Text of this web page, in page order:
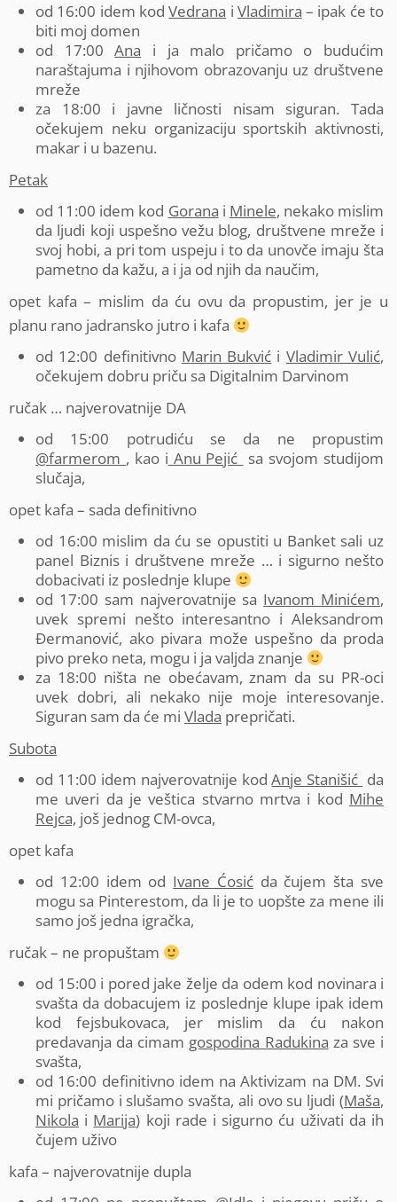
od 16:00 idem kodVedrana i Vladimira – ipak će to
biti moj domen
od 17:00Ana i ja malo pričamo o budućim
naraštajuma i njihovom obrazovanju uz društvene
mreže
za 18:00 i javne ličnosti nisam siguran. Tada
očekujem neku organizaciju sportskih aktivnosti,
makar i u bazenu.
Petak
od 11:00 idem kod Gorana i Minele, nekako mislim
da ljudi koji uspešno vežu blog, društvene mreže i
svoj hobi, a pri tom uspeju i to da unovče imaju šta
pametno da kažu, a i ja od njih da naučim,
opet kafa – mislim da ću ovu da propustim, jer je u
planu rano jadransko jutro i kafa
od 12:00 definitivno Marin Bukvić i Vladimir Vulić,
očekujem dobru priču sa Digitalnim Darvinom
ručak … najverovatnije DA
od 15:00 potrudiću se da ne propustim
@farmerom , kao i Anu Pejić sa svojom studijom
slučaja,
opet kafa – sada definitivno
od 16:00 mislim da ću se opustiti u Banket sali uz
panel Biznis i društvene mreže … i sigurno nešto
dobacivati iz poslednje klupe
od 17:00 sam najverovatnije sa Ivanom Minićem,
uvek spremi nešto interesantno i Aleksandrom
Đermanović, ako pivara može uspešno da proda
pivo preko neta, mogu i ja valjda znanje
za 18:00 ništa ne obećavam, znam da su PR-oci
uvek dobri, ali nekako nije moje interesovanje.
Siguran sam da će mi Vlada prepričati.
Subota
od 11:00 idem najverovatnije kodAnje Stanišić da
me uveri da je veštica stvarno mrtva i kod Mihe
Rejca, još jednog CM-ovca,
opet kafa
od 12:00 idem od Ivane Ćosićda čujem šta sve
mogu sa Pinterestom, da li je to uopšte za mene ili
samo još jedna igračka,
ručak – ne propuštam
od 15:00 i pored jake želje da odem kod novinara i
svašta da dobacujem iz poslednje klupe ipak idem
kod fejsbukovaca, jer mislim da ću nakon
predavanja da cimam gospodina Radukina za sve i
svašta,
od 16:00 definitivno idem na Aktivizam na DM. Svi
mi pričamo i slušamo svašta, ali ovo su ljudi (Maša,
Nikola i Marija) koji rade i sigurno ću uživati da ih
čujem uživo
kafa – najverovatnije dupla